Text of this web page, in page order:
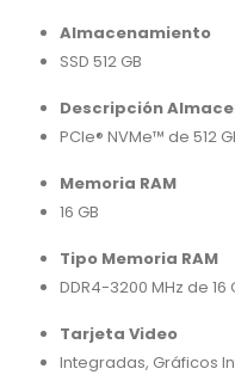
Almacenamiento
SSD 512 GB
Descripción
PCIe® NVMe™ de 512
Memoria RAM
16 GB
Tipo Memoria RAM
DDR4-3200 MHz de 16
Tarjeta Video
Integradas, Gráficos